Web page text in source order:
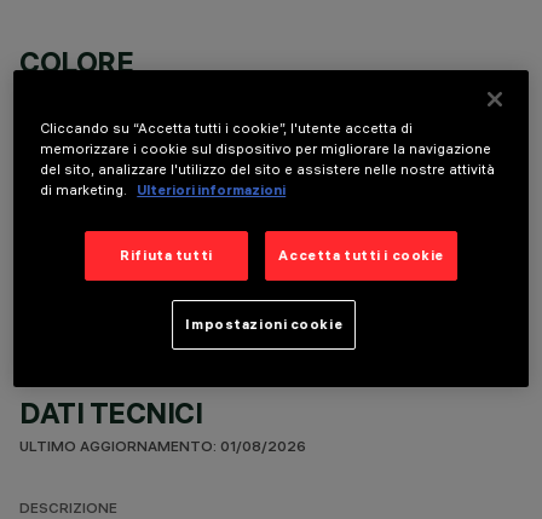
COLORE
COMPONENTI OPZIONALI
DATI TECNICI
ULTIMO AGGIORNAMENTO: 01/08/2026
DESCRIZIONE
Cliccando su “Accetta tutti i cookie”, l'utente accetta di
memorizzare i cookie sul dispositivo per migliorare la navigazione
del sito, analizzare l'utilizzo del sito e assistere nelle nostre attività
di marketing.
Ulteriori informazioni
Rifiuta tutti Accetta tutti i cookie
Impostazioni cookie